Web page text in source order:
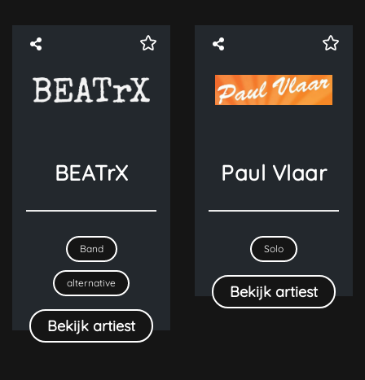
BEATrX
Band
alternative
Bekijk artiest
Paul Vlaar
Solo
Bekijk artiest